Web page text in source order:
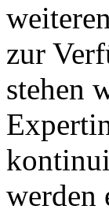
zur
stehen
werden